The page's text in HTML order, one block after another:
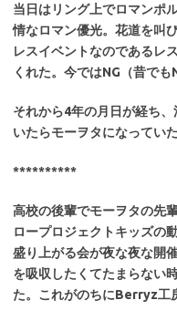
当日はリング上でロマンポ
情なロマン優光。花道を叫
レスイベントなのであるレ
くれた。今ではNG（昔でも
それから4年の月日が経ち
いたらモーヲタになっていた
**********
高校の後輩でモーヲタの先
ロープロジェクトキッズの
盛り上がる会が夜な夜な開
を吸収したくてたまらない
た。これがのちにBerryz工